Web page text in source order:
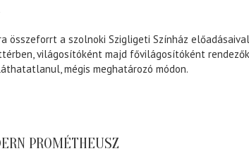
összeforrt a szolnoki Szigligeti Színház
világosítóként majd fővilágosítóként rendezők,
mégis meghatározó módon.
PROMÉTHEUSZ